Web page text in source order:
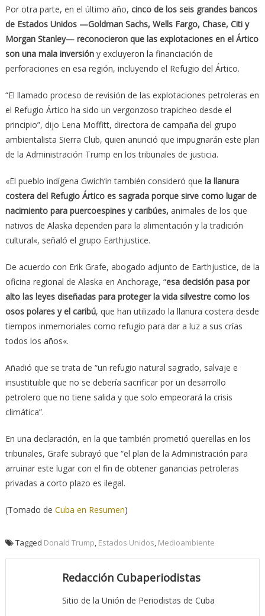
Por otra parte, en el último año, cinco de los seis grandes bancos
de Estados Unidos —Goldman Sachs, Wells Fargo, Chase, Citi y
Morgan Stanley— reconocieron que las explotaciones en el Ártico
son una mala inversióny excluyeron la financiación de
perforaciones en esa región, incluyendo el Refugio del Ártico.
“El llamado proceso de revisión de las explotaciones petroleras en
el Refugio Ártico ha sido un vergonzoso trapicheo desde el
principio”, dijo Lena Moffitt, directora de campaña del grupo
ambientalista Sierra Club, quien anunció que impugnarán este plan
de la Administración Trump en los tribunales de justicia.
«El pueblo indígena Gwich’in también consideró que la llanura
costera del Refugio Ártico es sagrada porque sirve como lugar de
nacimiento para puercoespines y caribúes, animales de los que
nativos de Alaska dependen para la alimentación y la tradición
cultural«, señaló el grupo Earthjustice.
De acuerdo con Erik Grafe, abogado adjunto de Earthjustice, de la
oficina regional de Alaska en Anchorage, “esa decisión pasa por
alto las leyes diseñadas para proteger la vida silvestre como los
osos polares y el caribú, que han utilizado la llanura costera desde
tiempos inmemoriales como refugio para dar a luz a sus crías
todos los años«.
Añadió que se trata de “un refugio natural sagrado, salvaje e
insustituible que no se debería sacrificar por un desarrollo
petrolero que no tiene salida y que solo empeorará la crisis
climática”.
En una declaración, en la que también prometió querellas en los
tribunales, Grafe subrayó que “el plan de la Administración para
arruinar este lugar con el fin de obtener ganancias petroleras
privadas a corto plazo es ilegal.
(Tomado de Cuba en Resumen)
Tagged Donald Trump Estados Unidos Medioambiente
Redacción Cubaperiodistas
Sitio de la Unión de Periodistas de Cuba